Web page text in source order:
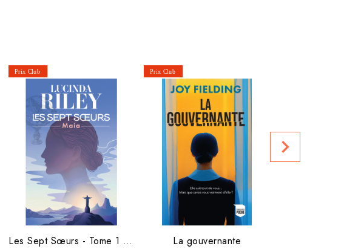
Les Sept Sœurs - Tome 1 - Maia
La gouvernante
Prix club :
navigate_next